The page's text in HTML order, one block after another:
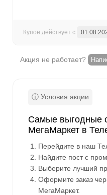
Купон действует с
Акция не работает?
Самые выгодные
МегаМаркет в
Перейдите в наш
Найдите пост с
Выберите лучший
Оформите заказ
МегаМаркет.